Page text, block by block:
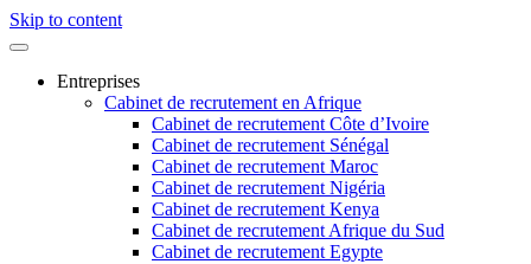
Skip to content
Entreprises
Cabinet de recrutement en Afrique
Cabinet de recrutement Côte d’Ivoire
Cabinet de recrutement Sénégal
Cabinet de recrutement Maroc
Cabinet de recrutement Nigéria
Cabinet de recrutement Kenya
Cabinet de recrutement Afrique du Sud
Cabinet de recrutement Egypte